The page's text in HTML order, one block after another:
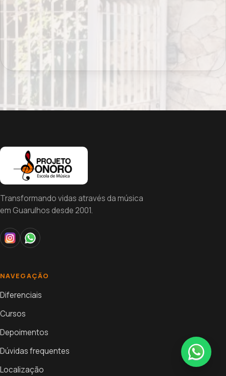
Transformando vidas através da música
em Guarulhos desde 2001.
NAVEGAÇÃO
Diferenciais
Cursos
Depoimentos
Dúvidas frequentes
Localização